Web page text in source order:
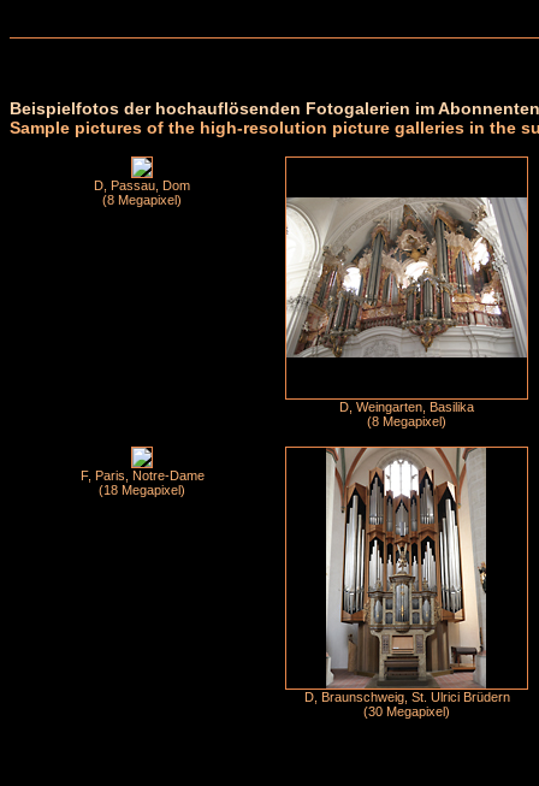
Beispielfotos der hochauflösenden Fotogalerien im
Sample pictures of the high-resolution picture galleries in the
D, Passau, Dom
(8 Megapixel)
D, Weingarten, Basilika
(8 Megapixel)
F, Paris, Notre-Dame
(18 Megapixel)
D, Braunschweig, St. Ulrici Brüdern
(30 Megapixel)